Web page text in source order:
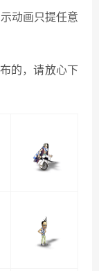
动画只提任意
的，请放心下